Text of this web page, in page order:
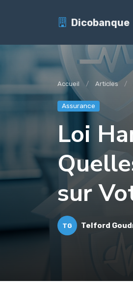
Dicobanque
Accueil Articles
Assurance
Loi
sur
TG Telford